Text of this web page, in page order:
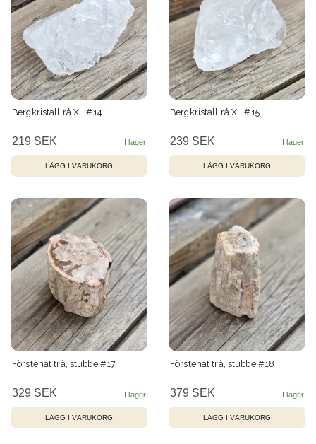
Bergkristall rå XL #14
219 SEK
Bergkristall rå XL #15
239 SEK
Förstenat trä, stubbe #17
329 SEK
Förstenat trä, stubbe #18
379 SEK